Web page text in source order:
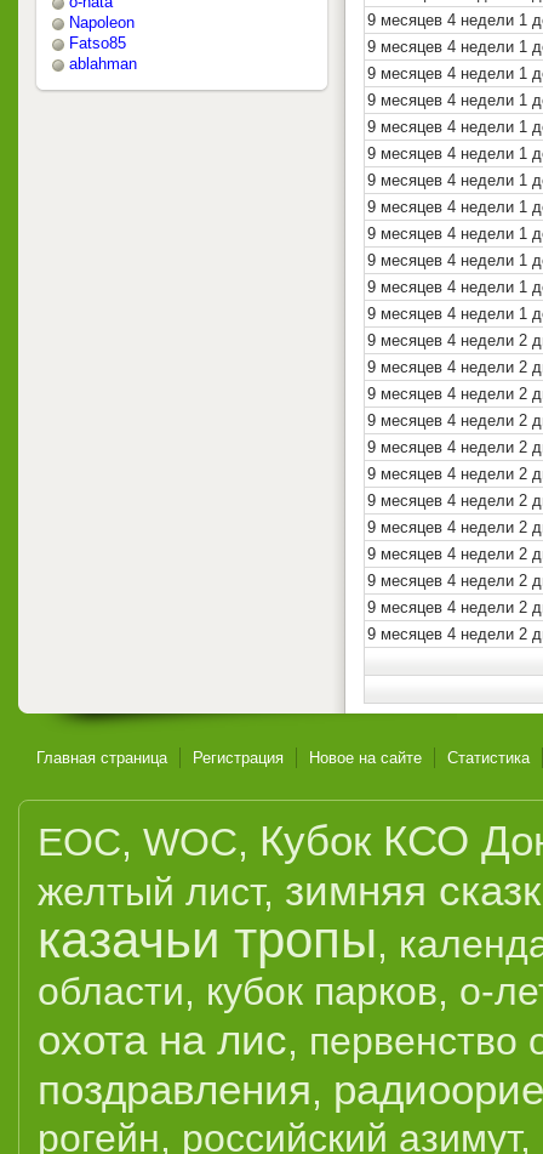
9 месяцев 4 недели 1
9 месяцев 4 недели 1
9 месяцев 4 недели 1
9 месяцев 4 недели 1
9 месяцев 4 недели 1
9 месяцев 4 недели 1
9 месяцев 4 недели 1
9 месяцев 4 недели 1
9 месяцев 4 недели 1
9 месяцев 4 недели 1
9 месяцев 4 недели 1
9 месяцев 4 недели 1
9 месяцев 4 недели 2
9 месяцев 4 недели 2
9 месяцев 4 недели 2
9 месяцев 4 недели 2
9 месяцев 4 недели 2
9 месяцев 4 недели 2
9 месяцев 4 недели 2
9 месяцев 4 недели 2
9 месяцев 4 недели 2
9 месяцев 4 недели 2
9 месяцев 4 недели 2
9 месяцев 4 недели 2
Napoleon
Fatso85
ablahman
Главная страница Регистрация Новое на сайте Статистика
EOC, WOC, Кубок КСО
желтый лист, зимняя
казачьи тропы,
области, кубок парков, о-
охота на лис, первенство
поздравления,
рогейн, российский азимут,